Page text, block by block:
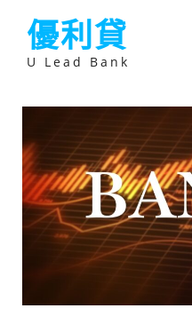
優利貸
U Lead Bank